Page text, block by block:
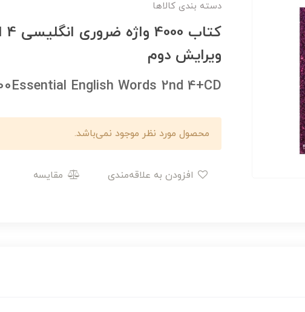
دسته بندی کالاها
ویرایش دوم
English Words 2nd 4+CD
محصول مورد نظر موجود نمی‌باشد.
مقایسه